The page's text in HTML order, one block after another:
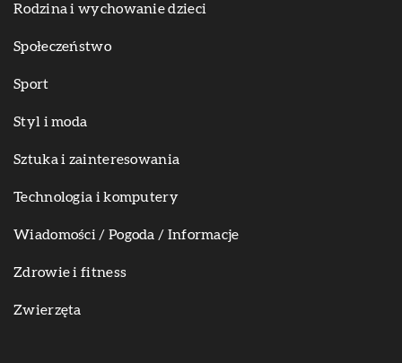
Rodzina i wychowanie dzieci
Społeczeństwo
Sport
Styl i moda
Sztuka i zainteresowania
Technologia i komputery
Wiadomości / Pogoda / Informacje
Zdrowie i fitness
Zwierzęta